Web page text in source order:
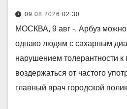
09.08.2026 02:30
МОСКВА, 9 авг -. Арбуз можно
однако людям с сахарным
нарушением толерантности к
воздержаться от частого
главный врач городской